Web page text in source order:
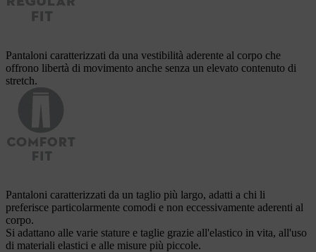
Pantaloni caratterizzati da una vestibilità aderente al corpo che
offrono libertà di movimento anche senza un elevato contenuto di
stretch.
Pantaloni caratterizzati da un taglio più largo, adatti a chi li
preferisce particolarmente comodi e non eccessivamente aderenti al
corpo.
Si adattano alle varie stature e taglie grazie all'elastico in vita, all'uso
di materiali elastici e alle misure più piccole.